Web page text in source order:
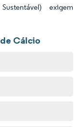
exigem
Cálcio